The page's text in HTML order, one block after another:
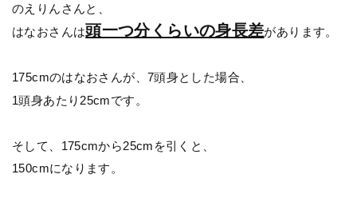
のえりんさんと、
はなおさんは頭一つ分くらいの身長差があります。
175cmのはなおさんが、7頭身とした場合、
1頭身あたり25cmです。
そして、175cmから25cmを引くと、
150cmになります。